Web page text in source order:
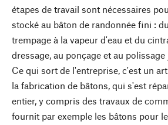
étapes de travail sont nécessaires
stocké au bâton de randonnée fini :
trempage à la vapeur d'eau et du
dressage, au ponçage et au
Ce qui sort de l'entreprise, c'est un
la fabrication de bâtons, qui s'est
entier, y compris des travaux de
fournit par exemple les bâtons pour